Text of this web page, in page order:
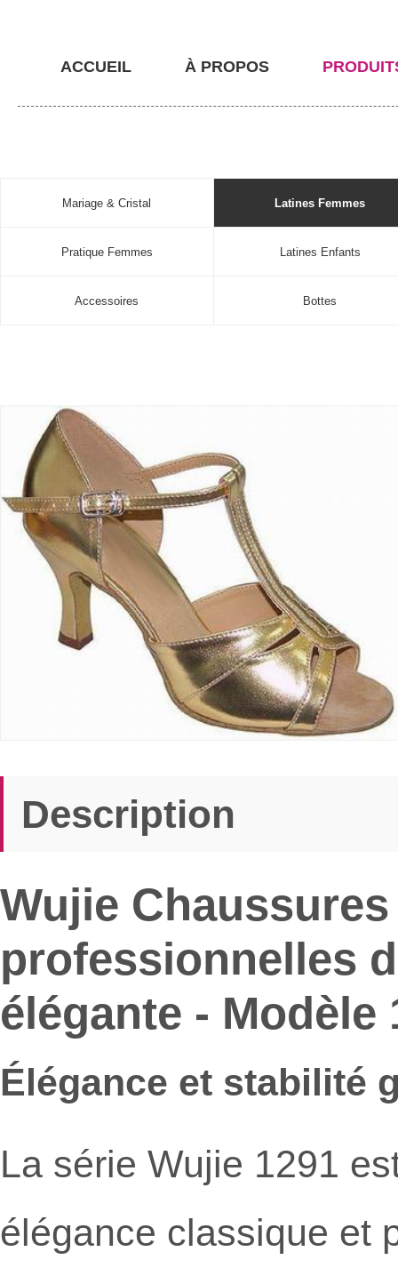
ACCUEIL À PROPOS
Mariage & Cristal Latines Femmes
Pratique Femmes Latines Enfants
Accessoires Bottes
Description
Wujie
professionnelles
élégante - Modèle
Élégance et stabilité
La série Wujie 1291
élégance classique et